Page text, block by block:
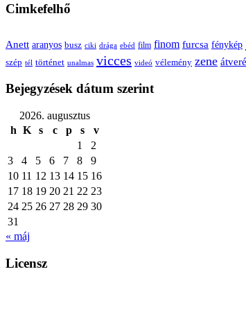
Cimkefelhő
Anett aranyos busz ciki drága ebéd film finom furcsa fénykép
szép tél történet unalmas vicces videó vélemény zene
Bejegyzések dátum szerint
2026. augusztus
h K s c p s
v
1
2
3
4 5 6 7 8
9
10 11 12 13 14 15 16
17 18 19 20 21 22 23
24 25 26 27 28 29 30
31
« máj
Licensz